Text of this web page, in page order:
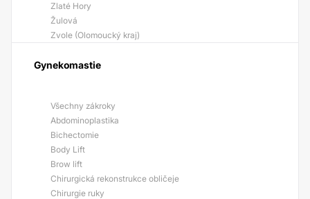
Zlaté Hory
Žulová
Zvole (Olomoucký kraj)
Gynekomastie
Všechny zákroky
Abdominoplastika
Bichectomie
Body Lift
Brow lift
Chirurgická rekonstrukce obličeje
Chirurgie ruky